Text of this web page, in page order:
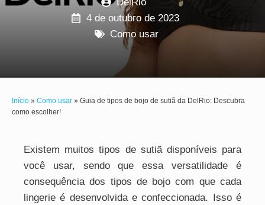
4 de outubro de 2023
Como usar
Início » Como usar » Guia de tipos de bojo de sutiã da DelRio: Descubra
como escolher!
Existem muitos tipos de sutiã disponíveis para
você usar, sendo que essa versatilidade é
consequência dos tipos de bojo com que cada
lingerie é desenvolvida e confeccionada. Isso é